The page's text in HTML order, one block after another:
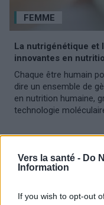
Vers la santé - Do
Information
If you wish to opt-out
FEMME
La nutrigénétique et
innovantes en
Chaque être humain
dire un ensemble de
en nutrition humaine,
technologie